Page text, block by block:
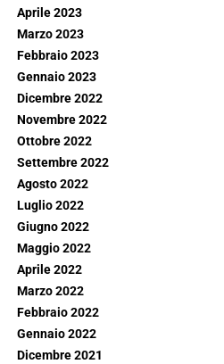
Aprile 2023
Marzo 2023
Febbraio 2023
Gennaio 2023
Dicembre 2022
Novembre 2022
Ottobre 2022
Settembre 2022
Agosto 2022
Luglio 2022
Giugno 2022
Maggio 2022
Aprile 2022
Marzo 2022
Febbraio 2022
Gennaio 2022
Dicembre 2021